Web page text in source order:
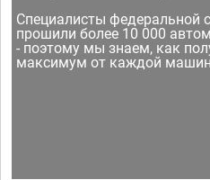
Специалисты федеральной
прошили более 10 000
- поэтому мы знаем, как
максимум от каждой